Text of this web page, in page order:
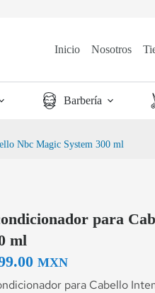
Inicio Nosotros
Barbería
Nbc Magic System 300 ml
para
ml
MXN
para Cabello